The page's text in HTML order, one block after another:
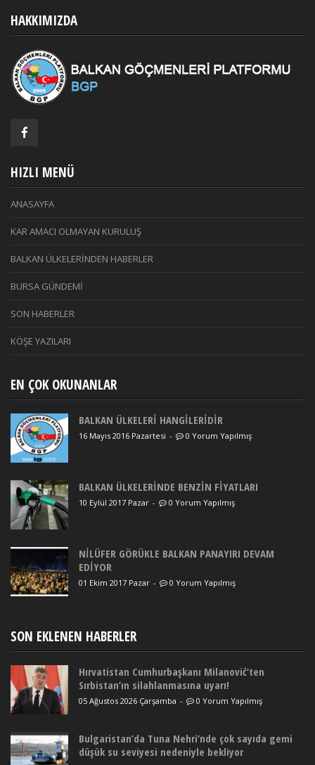
HAKKIMIZDA
HIZLI MENÜ
ANASAYFA
KAR AMACI OLMAYAN KURULUŞ
BALKAN ÜLKELERİNDEN HABERLER
BURSA GÜNDEMİ
SON HABERLER
KÖŞE YAZILARI
EN ÇOK OKUNANLAR
BALKAN ÜLKELERİ HANGİLERİDİR
16 Mayıs 2016 Pazartesi - 0 Yorum Yapılmış
BALKAN ÜLKELERİNDE BENZİN FİYATLARI
10 Eylül 2017 Pazar - 0 Yorum Yapılmış
NİLÜFER GÖRÜKLE BALKAN PANAYIRI DEVAM
EDİYOR
01 Ekim 2017 Pazar - 0 Yorum Yapılmış
SON EKLENEN HABERLER
Hırvatistan Cumhurbaşkanı Milanović’ten
Sırbistan’ın silahlanmasına uyarı!
05 Ağustos 2026 Çarşamba - 0 Yorum Yapılmış
Bulgaristan’da Tuna Nehri’nde çok sayıda gemi
düşük su seviyesi nedeniyle bekliyor